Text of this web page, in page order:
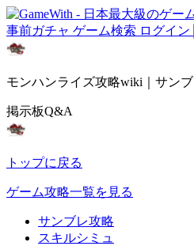
事前ガチャ ゲーム検索 ログイン
モンハンライズ攻略wiki｜サン
掲示板Q&A
トップに戻る
ゲーム攻略一覧を見る
サンブレ攻略
スキルシミュ